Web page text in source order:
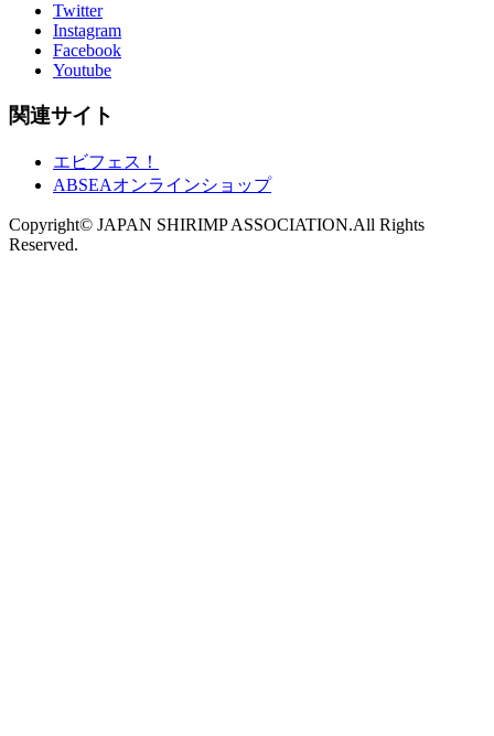
Twitter
Instagram
Facebook
Youtube
関連サイト
エビフェス！
ABSEAオンラインショップ
Copyright© JAPAN SHIRIMP ASSOCIATION.All Rights
Reserved.